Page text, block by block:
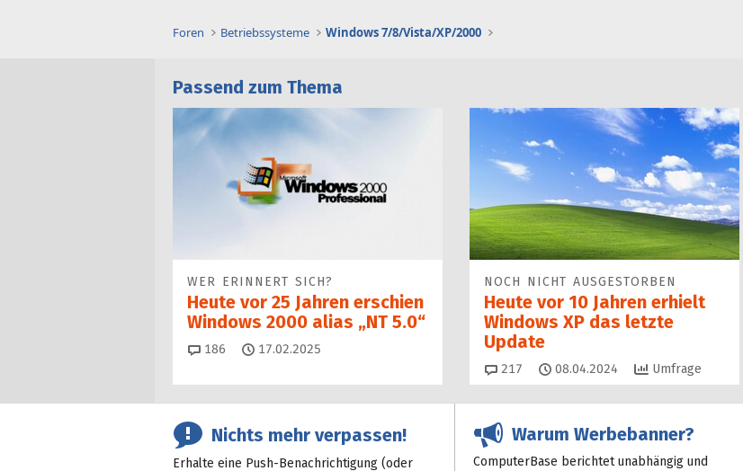
Foren Betriebssysteme Windows 7/8/Vista/XP/2000
Passend zum Thema
WER ERINNERT SICH?
Heute vor 25 Jahren erschien
Windows 2000 alias „NT 5.0“
186 Kommentare
17.02.2025
NOCH NICHT AUSGESTORBEN
Heute vor 10 Jahren erhielt
Windows XP das letzte
Update
217 Kommentare
08.04.2024 Umfrage
Nichts mehr verpassen!
Erhalte eine Push-Benachrichtigung (oder
Warum Werbebanner?
ComputerBase berichtet unabhängig und